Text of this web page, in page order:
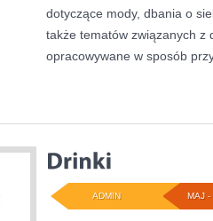
dotyczące mody, dbania o
także tematów związanych z
opracowywane w sposób
MAJ -
ADMIN